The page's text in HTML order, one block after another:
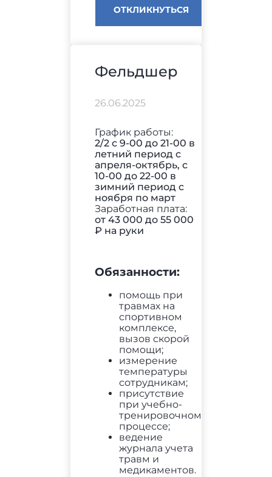
ОТКЛИКНУТЬСЯ
Фельдшер
26.06.2025
График работы:
2/2 с 9-00 до 21-00 в
летний период с
апреля-октябрь, с
10-00 до 22-00 в
зимний период с
ноября по март
Заработная плата:
от 43 000 до 55 000
₽ на руки
Обязанности:
помощь при
травмах на
спортивном
комплексе,
вызов скорой
помощи;
измерение
температуры
сотрудникам;
присутствие
при учебно-
тренировочном
процессе;
ведение
журнала учета
травм и
медикаментов.